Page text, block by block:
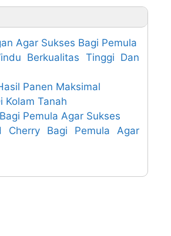
Agar Sukses Bagi Pemula
Berkualitas Tinggi Dan
Panen Maksimal
Kolam Tanah
Pemula Agar Sukses
Cherry Bagi Pemula Agar